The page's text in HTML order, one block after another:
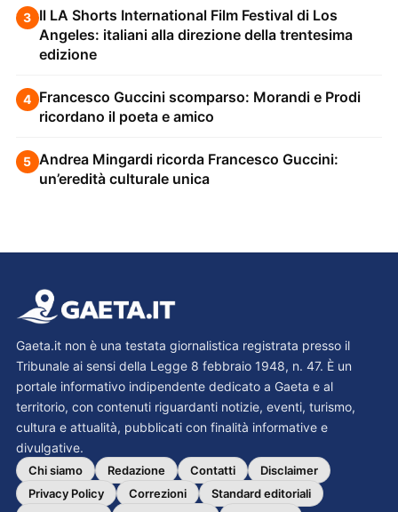
3 Il LA Shorts International Film Festival di Los
Angeles: italiani alla direzione della trentesima
edizione
4 Francesco Guccini scomparso: Morandi e Prodi
ricordano il poeta e amico
5 Andrea Mingardi ricorda Francesco Guccini:
un’eredità culturale unica
Gaeta.it non è una testata giornalistica registrata presso il
Tribunale ai sensi della Legge 8 febbraio 1948, n. 47. È un
portale informativo indipendente dedicato a Gaeta e al
territorio, con contenuti riguardanti notizie, eventi, turismo,
cultura e attualità, pubblicati con finalità informative e
divulgative.
Chi siamo Redazione Contatti
Disclaimer
Privacy Policy
Correzioni
Standard editoriali